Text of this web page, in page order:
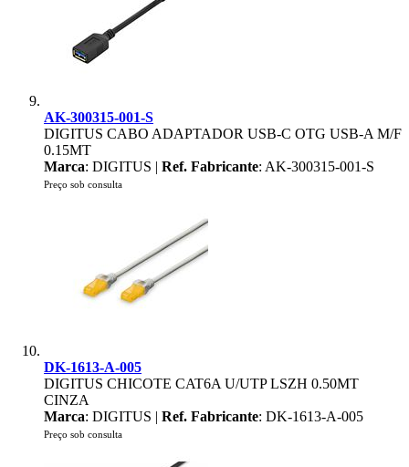
AK-300315-001-S
DIGITUS CABO ADAPTADOR USB-C OTG USB-A M/F
0.15MT
Marca: DIGITUS | Ref. Fabricante: AK-300315-001-S
Preço sob consulta
DK-1613-A-005
DIGITUS CHICOTE CAT6A U/UTP LSZH 0.50MT
CINZA
Marca: DIGITUS | Ref. Fabricante: DK-1613-A-005
Preço sob consulta